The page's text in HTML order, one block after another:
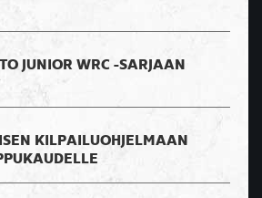
JUNIOR WRC -SARJAAN
KILPAILUOHJELMAAN